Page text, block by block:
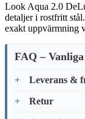
Look Aqua 2.0
detaljer i rostfritt
exakt uppvärmning
FAQ –
Leverans &
Retur